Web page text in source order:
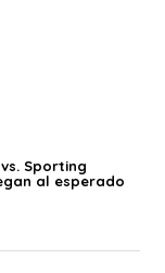
Sporting
al esperado